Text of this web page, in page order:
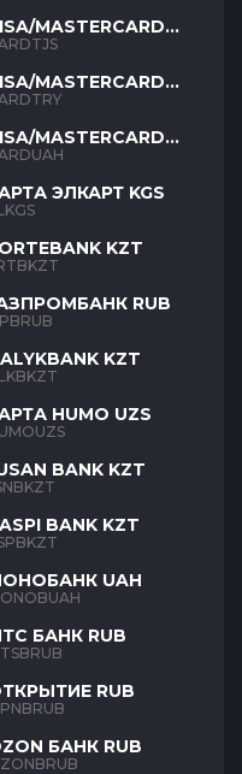
MASTERCARD
MASTERCARD
MASTERCARD
ЭЛКАРТ KGS
KZT
RUB
KZT
HUMO UZS
BANK KZT
BANK KZT
UAH
БАНК RUB
RUB
БАНК RUB